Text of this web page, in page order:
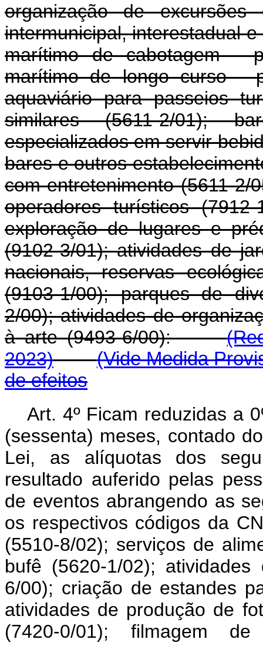
organização de
intermunicipal, interestadual
marítimo de cabotagem -
marítimo de longo curso -
aquaviário para passeios
similares (5611-2/01);
especializados em servir
bares e outros
com entretenimento (5611-2/
operadores turísticos
exploração de lugares e
(9102-3/01); atividades de
nacionais, reservas
(9103-1/00); parques de
2/00); atividades de
à arte (9493-6/00):
2023)
(Vide Medida
de efeitos
Art. 4º Ficam reduzidas a
(sessenta) meses, contado
Lei, as alíquotas dos
resultado auferido pelas
de eventos abrangendo as
os respectivos códigos da
(5510-8/02); serviços de
bufê (5620-1/02);
6/00); criação de estandes
atividades de produção de
(7420-0/01); filmagem